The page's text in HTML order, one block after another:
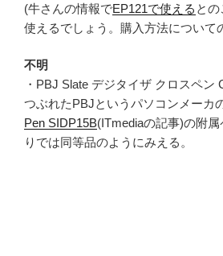
(牛さんの情報でEP121で使える と
使えるでしょう。購入方法について
不明
・PBJ Slate デジタイザ クロスペン
つぶれたPBJというパソコンメーカ
Pen SIDP15B(ITmediaの記事)の附
りでは同等品のようにみえる。